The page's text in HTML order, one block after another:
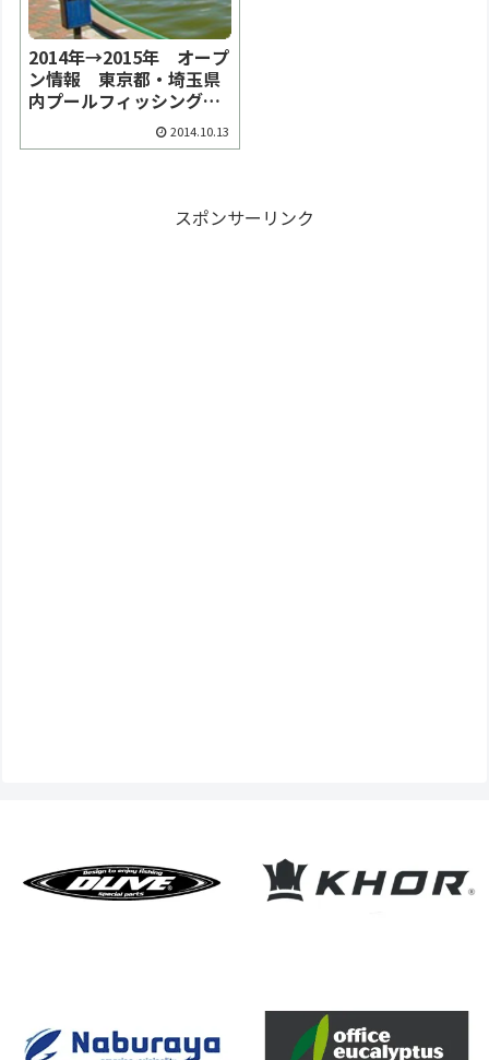
2014年→2015年 オープ
ン情報 東京都・埼玉県
内プールフィッシング
続々シーズンオープン！
2014.10.13
スポンサーリンク